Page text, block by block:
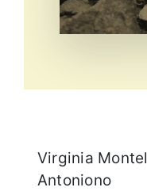
Virginia
Antoniono